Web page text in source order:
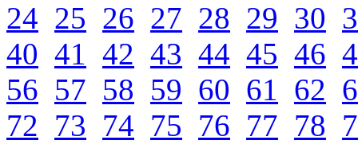
24 25 26 27 28 29 30
40 41 42 43 44 45 46
56 57 58 59 60 61 62
72 73 74 75 76 77 78